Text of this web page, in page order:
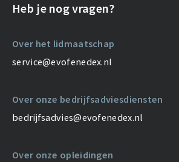
Heb je nog vragen?
Over het lidmaatschap
service@evofenedex.nl
Over onze bedrijfsadviesdiensten
bedrijfsadvies@evofenedex.nl
Over onze opleidingen